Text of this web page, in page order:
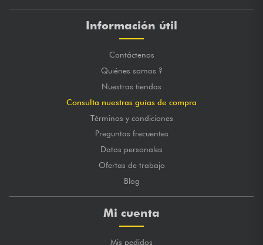
Información útil
Contáctenos
Quiénes somos ?
Nuestras tiendas
Consulta nuestras guías de compra
Términos y condiciones
Preguntas frecuentes
Datos personales
Ofertas de trabajo
Blog
Mi cuenta
Mis pedidos